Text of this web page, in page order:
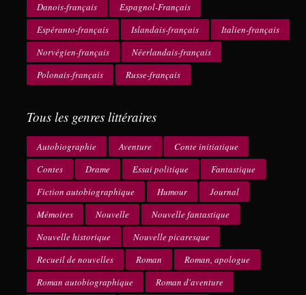
Danois-français
Espagnol-Français
Espéranto-français
Islandais-français
Italien-français
Norvégien-français
Néerlandais-français
Polonais-français
Russe-français
Tous les genres littéraires
Autobiographie Aventure
Conte initiatique
Contes
Drame Essai politique
Fantastique
Fiction autobiographique
Humour
Journal
Mémoires
Nouvelle
Nouvelle fantastique
Nouvelle historique
Nouvelle picaresque
Recueil de nouvelles
Roman
Roman, apologue
Roman autobiographique
Roman d'aventure